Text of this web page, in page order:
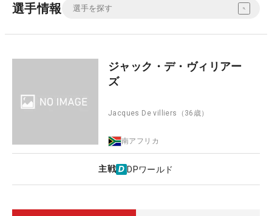
選手情報
ジャック・デ・ヴィリアー
ズ
Jacques De villiers （36歳）
南アフリカ
主戦 DPワールド